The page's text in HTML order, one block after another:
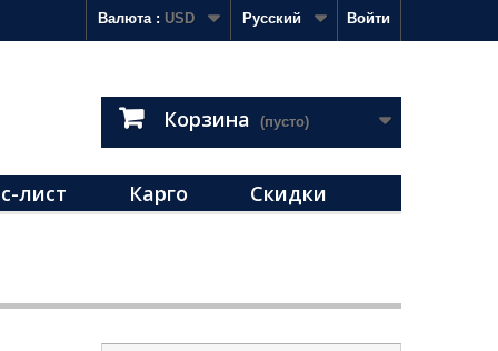
Войти
Русский
Валюта : USD
Корзина (пусто)
лист Карго Скидки